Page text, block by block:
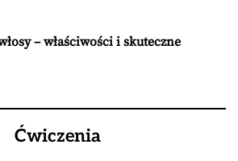
– właściwości i skuteczne
Ćwiczenia